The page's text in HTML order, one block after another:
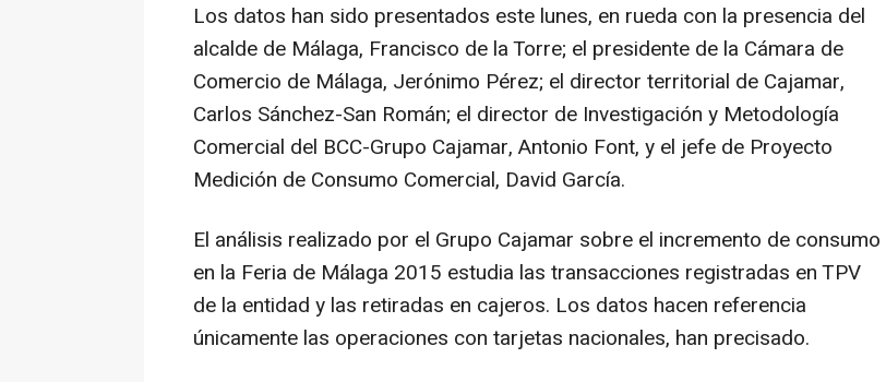
Los datos han sido presentados este lunes, en rueda con la presencia del
alcalde de Málaga, Francisco de la Torre; el presidente de la Cámara de
Comercio de Málaga, Jerónimo Pérez; el director territorial de Cajamar,
Carlos Sánchez-San Román; el director de Investigación y Metodología
Comercial del BCC-Grupo Cajamar, Antonio Font, y el jefe de Proyecto
Medición de Consumo Comercial, David García.
El análisis realizado por el Grupo Cajamar sobre el incremento de consumo
en la Feria de Málaga 2015 estudia las transacciones registradas en TPV
de la entidad y las retiradas en cajeros. Los datos hacen referencia
únicamente las operaciones con tarjetas nacionales, han precisado.